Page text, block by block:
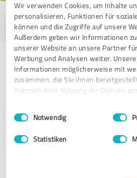
Wir verwenden Cookies, um Inhalte
personalisieren, Funktionen für
können und die Zugriffe auf unsere
Außerdem geben wir Informationen
unserer Website an unsere Partner
Werbung und Analysen weiter.
Informationen möglicherweise mit
zusammen, die Sie ihnen
Rahmen Ihrer Nutzung der Dienste
Impressum
Einwilligungsauswahl
Notwendig
Statistiken
Profil aktiv seit 12.12.2019 |Letzte
melden
Erfahrungen zu
Anbietern aus dem
Digitale Forensik ANR GmbH